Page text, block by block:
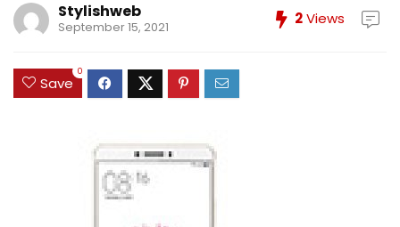
Stylishweb
September 15, 2021 2Views
Save
0